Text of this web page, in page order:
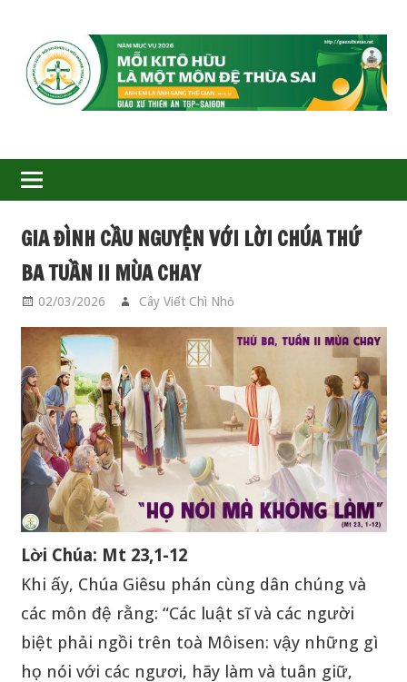
GIÁO
XỨ
THIÊN
ÂN-
TGP
SAIGON
GIA ĐÌNH CẦU NGUYỆN VỚI LỜI CHÚA THỨ
BA TUẦN II MÙA CHAY
02/03/2026 Cây Viết Chì Nhỏ
Lời Chúa: Mt 23,1-12
Khi ấy, Chúa Giêsu phán cùng dân chúng và
các môn đệ rằng: “Các luật sĩ và các người
biệt phải ngồi trên toà Môisen: vậy những gì
họ nói với các ngươi, hãy làm và tuân giữ,